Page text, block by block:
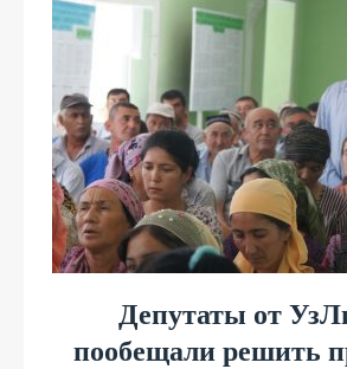
Депутаты от
пообещали решить